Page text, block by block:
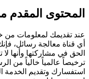
المحتوى المقدم
عند تقديمك لمعلومات من
أي قناة معالجة رسائل،
ترخيصاً عالمياً خالياً من
استفسارك وتقديم الخدمة